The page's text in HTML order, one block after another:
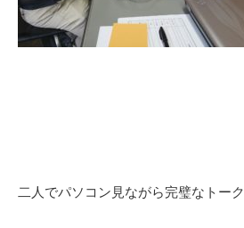
二人でパソコン見ながら完璧なトーク